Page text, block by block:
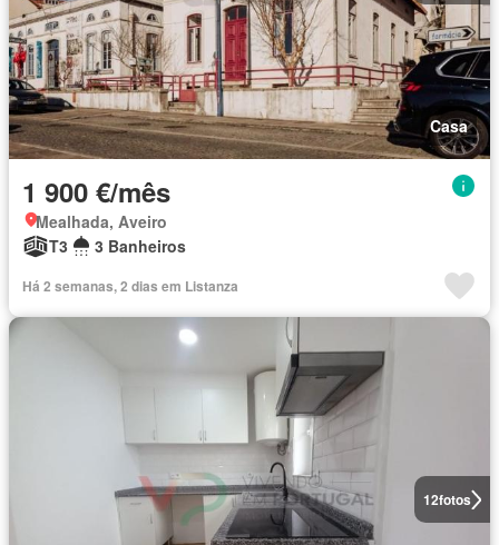
Casa
1 900 €/mês
Mealhada, Aveiro
T3
3 Banheiros
Há 2 semanas, 2 dias em Listanza
12fotos